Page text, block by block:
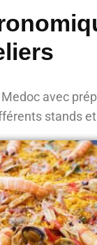
avec
stands